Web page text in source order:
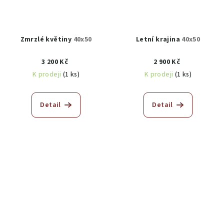
Zmrzlé květiny 40x50
3 200 Kč
K prodeji (1 ks)
Detail
Letní krajina 40x50
2 900 Kč
K prodeji (1 ks)
Detail